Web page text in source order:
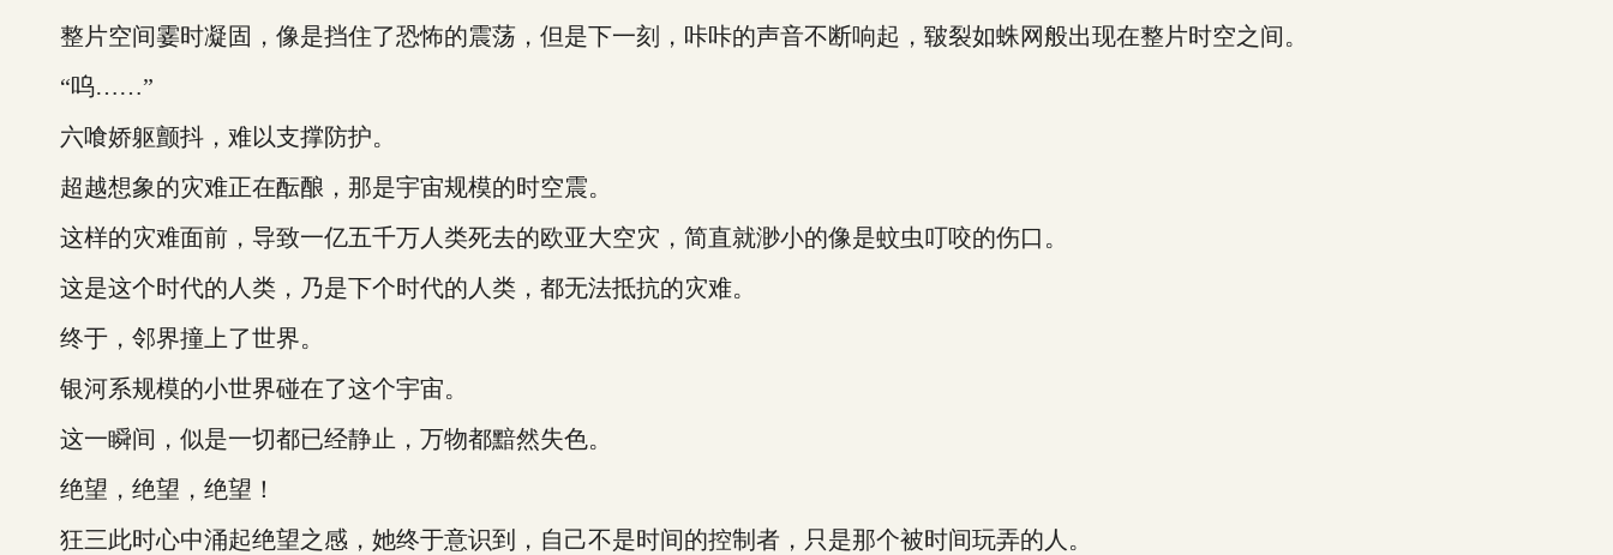
整片空间霎时凝固，像是挡住了恐怖的震荡，但是下一刻，咔咔的声音不断响起，皲裂如蛛网般出现在整片时空之间。
“呜……”
六喰娇躯颤抖，难以支撑防护。
超越想象的灾难正在酝酿，那是宇宙规模的时空震。
这样的灾难面前，导致一亿五千万人类死去的欧亚大空灾，简直就渺小的像是蚊虫叮咬的伤口。
这是这个时代的人类，乃是下个时代的人类，都无法抵抗的灾难。
终于，邻界撞上了世界。
银河系规模的小世界碰在了这个宇宙。
这一瞬间，似是一切都已经静止，万物都黯然失色。
绝望，绝望，绝望！
狂三此时心中涌起绝望之感，她终于意识到，自己不是时间的控制者，只是那个被时间玩弄的人。